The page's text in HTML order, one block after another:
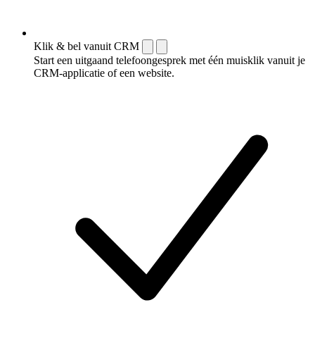
Klik & bel vanuit CRM
Start een uitgaand telefoongesprek met één muisklik vanuit je
CRM-applicatie of een website.